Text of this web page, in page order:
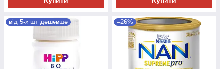
від 5-х шт дешевше –26%